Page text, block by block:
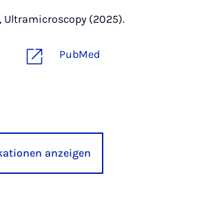
Ultramicroscopy (2025).
PubMed
anzeigen